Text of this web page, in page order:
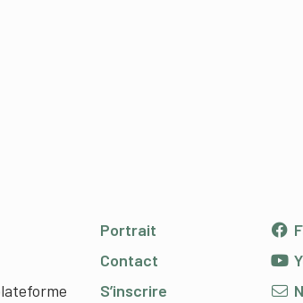
Portrait
Contact
S’inscrire